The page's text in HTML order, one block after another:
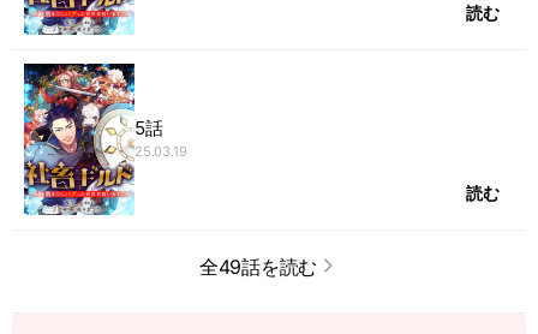
読む
5話
25.03.19
読む
全49話を読む